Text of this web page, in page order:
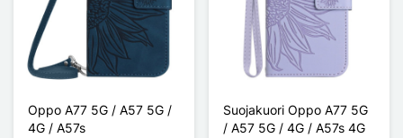
Oppo A77 5G / A57 5G /
4G / A57s
Suojakuori Oppo A77 5G
/ A57 5G / 4G / A57s 4G